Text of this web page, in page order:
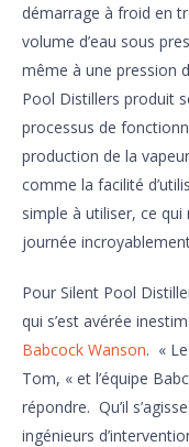
démarrage à froid en
volume d’eau sous
même à une pression
Pool Distillers produit
processus de
production de la
comme la facilité
simple à utiliser, ce
journée
Pour Silent Pool
qui s’est avérée
Babcock Wanson. «
Tom, « et l’équipe
répondre. Qu’il
ingénieurs